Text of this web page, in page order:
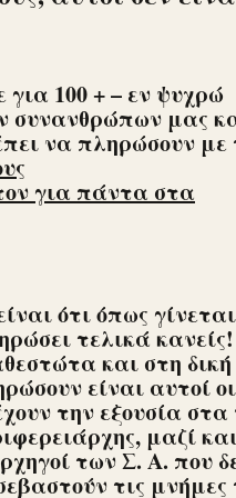
100 + – εν ψυχρώ
συνανθρώπων μας
να πληρώσουν
για πάντα στα
ότι όπως γίνεται
τελικά
και στη
είναι αυτοί
την εξουσία
μαζί
των Σ. Α. που
τις